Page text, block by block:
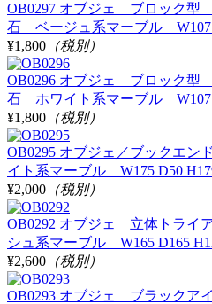
OB0297 オブジェ ブロック
石 ベージュ系マーブル W107
¥1,800 （税別）
OB0296 オブジェ ブロック
石 ホワイト系マーブル W107
¥1,800 （税別）
OB0295 オブジェ／ブックエ
イト系マーブル W175 D50
¥2,000 （税別）
OB0292 オブジェ 立体トライ
シュ系マーブル W165 D165
¥2,600 （税別）
OB0293 オブジェ ブラックア